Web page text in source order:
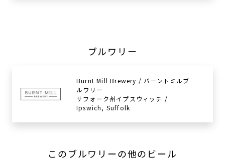
ブルワリー
Burnt Mill Brewery / バーントミルブ
ルワリー
サフォーク州イプスウィッチ /
Ipswich, Suffolk
このブルワリーの他のビール